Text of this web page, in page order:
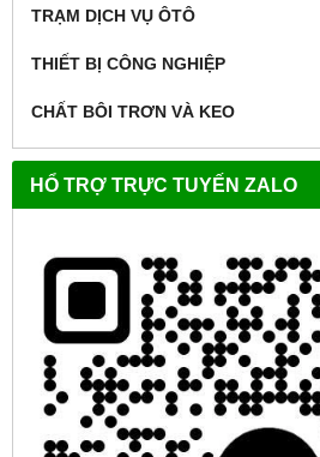
TRẠM DỊCH VỤ ÔTÔ
THIẾT BỊ CÔNG NGHIỆP
CHẤT BÔI TRƠN VÀ KEO
HỔ TRỢ TRỰC TUYẾN ZALO